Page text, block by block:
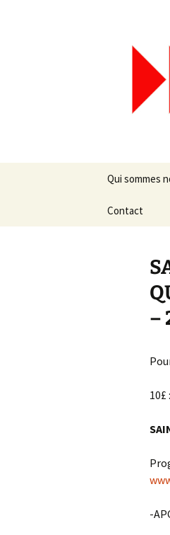
Qui sommes
Les revues de
Les projets
Contact
–
-